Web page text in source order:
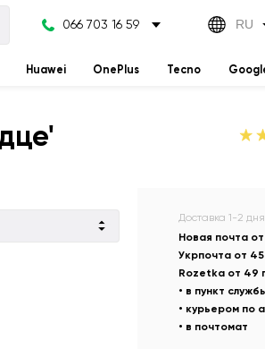
066 703 16 59 RU
Huawei OnePlus Tecno
Доставка 1-2
Новая почта
Укрпочта от 45
Rozetka от 49
• в пункт
• курьером по
• в почтомат